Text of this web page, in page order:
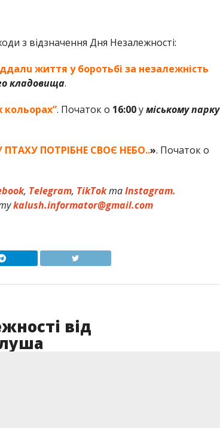
з відзначення Дня Незалежності:
життя у боротьбi за незалежність
кладовища.
кольорах”. Початок о 16:00уміському парку
ПТАХУ ПОТРІБНЕ СВОЄ НЕБО..». Початок о
, Telegram, TikTokтаInstagram.
kalush.informator@gmail.com
від